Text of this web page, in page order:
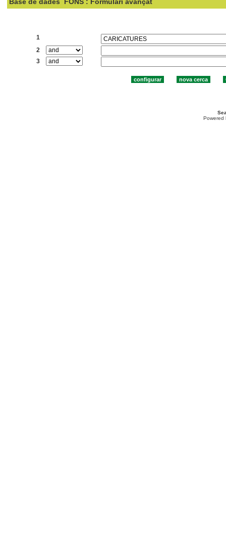
Base de dades FONS : Formulari avançat
1
2
3